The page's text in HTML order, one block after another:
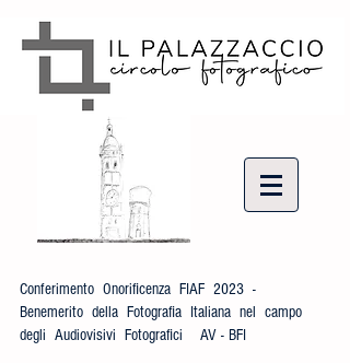
Conferimento Onorificenza FIAF 2023 -
Benemerito della Fotografia Italiana nel campo
degli Audiovisivi Fotografici AV - BFI